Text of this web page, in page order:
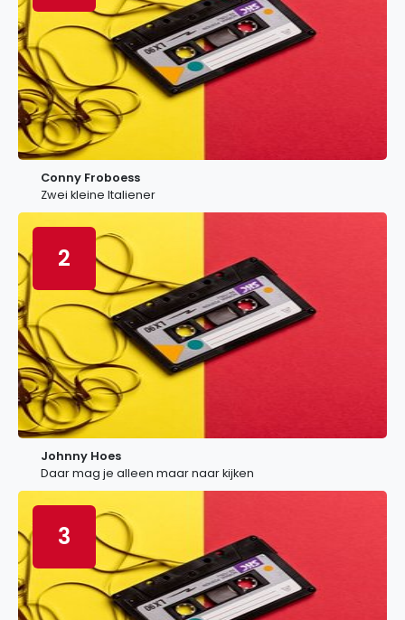
Conny Froboess
Zwei kleine Italiener
2
Johnny Hoes
Daar mag je alleen maar naar kijken
3